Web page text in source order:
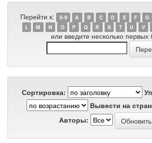
Перейти к: 0-9 A B C D E F G
L
M N O P Q R S T U V
или введите несколько первых
Сортировка:
Вывести на
Авторы: